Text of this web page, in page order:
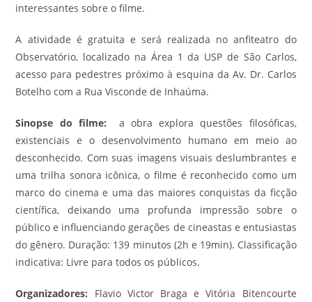
interessantes sobre o filme.
A atividade é gratuita e será realizada no anfiteatro do
Observatório, localizado na Área 1 da USP de São Carlos,
acesso para pedestres próximo à esquina da Av. Dr. Carlos
Botelho com a Rua Visconde de Inhaúma.
Sinopse do filme: a obra explora questões filosóficas,
existenciais e o desenvolvimento humano em meio ao
desconhecido. Com suas imagens visuais deslumbrantes e
uma trilha sonora icônica, o filme é reconhecido como um
marco do cinema e uma das maiores conquistas da ficção
científica, deixando uma profunda impressão sobre o
público e influenciando gerações de cineastas e entusiastas
do gênero. Duração: 139 minutos (2h e 19min). Classificação
indicativa: Livre para todos os públicos.
Organizadores: Flavio Victor Braga e Vitória Bitencourte